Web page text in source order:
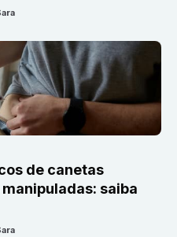
de canetas
saiba